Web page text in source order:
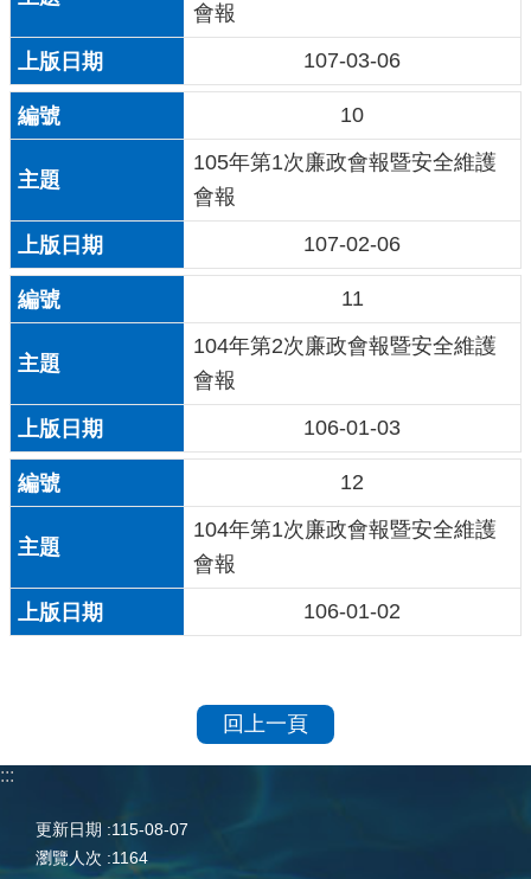
會報
107-03-06
10
105年第1次廉政會報暨安全維護
會報
107-02-06
11
104年第2次廉政會報暨安全維護
會報
106-01-03
12
104年第1次廉政會報暨安全維護
會報
106-01-02
回上一頁
:::
更新日期
115-08-07
瀏覽人次
1164